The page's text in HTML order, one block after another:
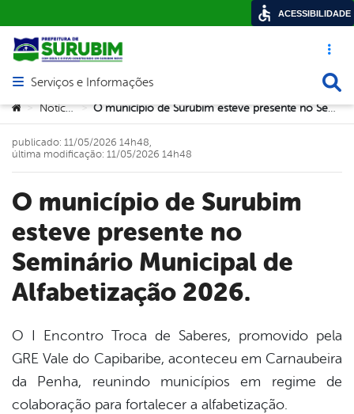
Acesso
Abrir menu principal de navegação
Serviços e Informações
Você está aqui:
> Notícias > O município de Surubim esteve presente no Seminário Municipal de Alfabetização 2026.
O município de Surubim
esteve presente no
Seminário Municipal de
Alfabetização 2026.
publicado: 11/05/2026 14h48,
última modificação: 11/05/2026 14h48
O I Encontro Troca de Saberes, promovido pela
GRE Vale do Capibaribe, aconteceu em Carnaubeira
da Penha, reunindo municípios em regime de
colaboração para fortalecer a alfabetização.
ACESSIBILIDADE